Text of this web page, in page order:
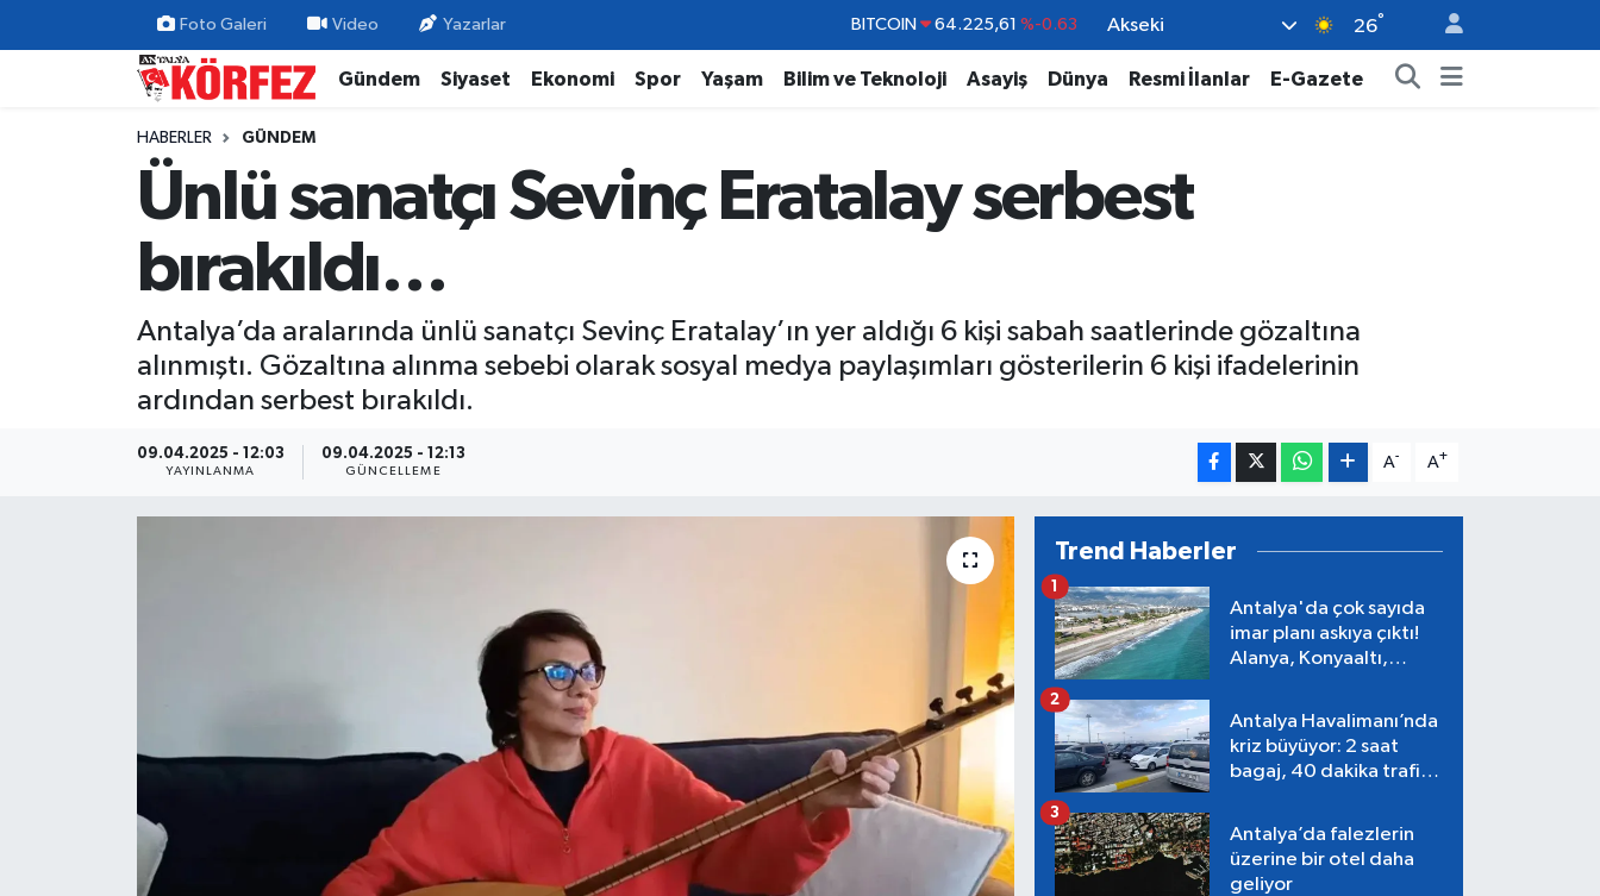
Foto Galeri Video Yazarlar DOLAR 47,7143 %0.16
EURO 55,0317 %-0.02
BİST100 13.799 %70
Akseki 26°
Gündem Siyaset Ekonomi Spor Yaşam Bilim ve Teknoloji Asayiş Dünya Resmi İlanlar E-Gazete
HABERLER GÜNDEM
Ünlü sanatçı Sevinç Eratalay serbest
bırakıldı…
Antalya’da aralarında ünlü sanatçı Sevinç Eratalay’ın yer aldığı 6 kişi sabah saatlerinde gözaltına
alınmıştı. Gözaltına alınma sebebi olarak sosyal medya paylaşımları gösterilerin 6 kişi ifadelerinin
ardından serbest bırakıldı.
09.04.2025 - 12:03
YAYINLANMA
09.04.2025 - 12:13
GÜNCELLEME
A- A+
Trend Haberler
Antalya'da çok sayıda
imar planı askıya çıktı!
Alanya, Konyaaltı,
1
Antalya Havalimanı’nda
kriz büyüyor: 2 saat
bagaj, 40 dakika trafik,
2
Antalya’da falezlerin
üzerine bir otel daha
geliyor
3
Gündem
Yerel Yönetim
Kültür ve Sanat
Nöbetçi Eczaneler
Trafik Durumu
Süper Lig Puan Durumu ve Fikstür
Tüm Manşetler
Son Dakika Haberleri
Haber Arşivi